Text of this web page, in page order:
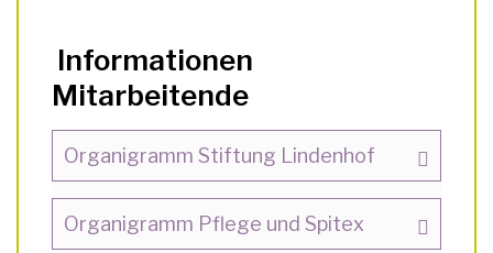
Informationen
Mitarbeitende
Organigramm Stiftung Lindenhof
Organigramm Pflege und Spitex